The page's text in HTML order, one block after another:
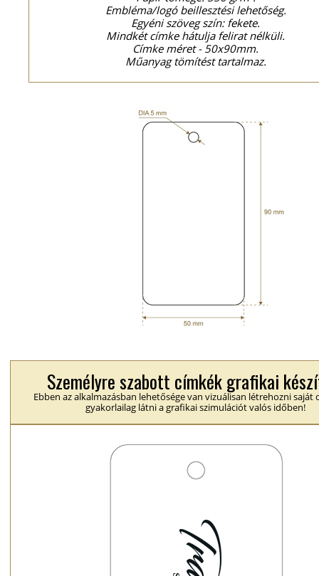
Embléma/logó beillesztési lehetőség.
Egyéni szöveg szín: fekete.
Mindkét címke hátulja felirat nélküli.
Címke méret - 50x90mm.
Műanyag tömítést tartalmaz.
Személyre szabott címkék grafikai
Ebben az alkalmazásban lehetősége van vizuálisan létrehozni saját
gyakorlailag látni a grafikai szimulációt valós időben!